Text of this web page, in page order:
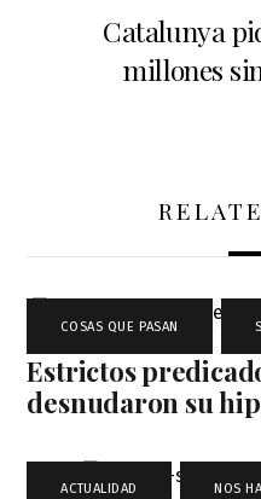
Catalunya
millones
COSAS QUE PASAN
Estrictos
desnudaron su
ACTUALIDAD NOS